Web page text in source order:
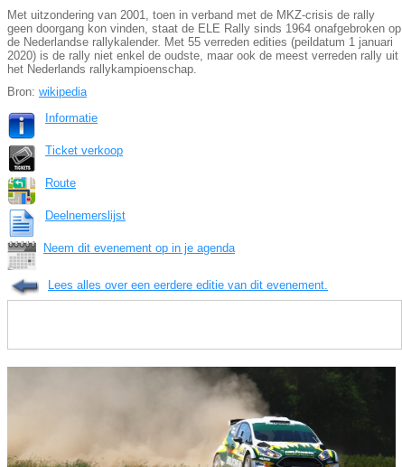
Met uitzondering van 2001, toen in verband met de MKZ-crisis de rally
geen doorgang kon vinden, staat de ELE Rally sinds 1964 onafgebroken op
de Nederlandse rallykalender. Met 55 verreden edities (peildatum 1 januari
2020) is de rally niet enkel de oudste, maar ook de meest verreden rally uit
het Nederlands rallykampioenschap.
Bron: wikipedia
Informatie
Ticket verkoop
Route
Deelnemerslijst
Neem dit evenement op in je agenda
Lees alles over een eerdere editie van dit evenement.